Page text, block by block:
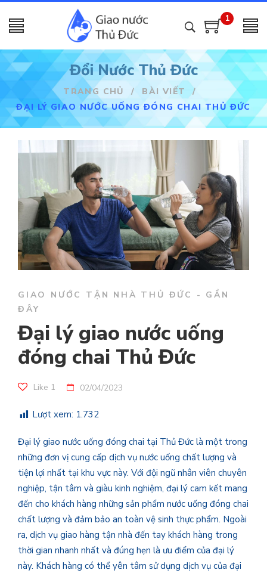
1
Đổi Nước Thủ Đức
TRANG CHỦ / BÀI VIẾT
/
ĐẠI LÝ GIAO NƯỚC UỐNG ĐÓNG CHAI THỦ ĐỨC
GIAO NƯỚC TẬN NHÀ THỦ ĐỨC - GẦN
ĐÂY
Đại lý giao nước uống
đóng chai Thủ Đức
Like 1 02/04/2023
Lượt xem: 1.732
Đại lý giao nước uống đóng chai tại Thủ Đức là một trong
những đơn vị cung cấp dịch vụ nước uống chất lượng và
tiện lợi nhất tại khu vực này. Với đội ngũ nhân viên chuyên
nghiệp, tận tâm và giàu kinh nghiệm, đại lý cam kết mang
đến cho khách hàng những sản phẩm nước uống đóng chai
chất lượng và đảm bảo an toàn vệ sinh thực phẩm. Ngoài
ra, dịch vụ giao hàng tận nhà đến tay khách hàng trong
thời gian nhanh nhất và đúng hẹn là ưu điểm của đại lý
này. Khách hàng có thể yên tâm sử dụng dịch vụ của đại